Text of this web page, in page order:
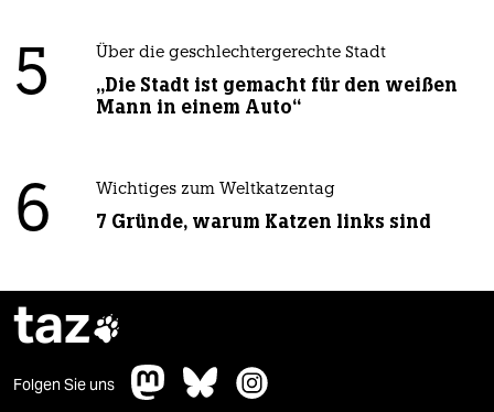
5 Über die geschlechtergerechte Stadt
„Die Stadt ist gemacht für den weißen
Mann in einem Auto“
6 Wichtiges zum Weltkatzentag
7 Gründe, warum Katzen links sind
taz
Folgen Sie uns